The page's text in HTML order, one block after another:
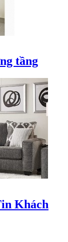
tầng
Khách